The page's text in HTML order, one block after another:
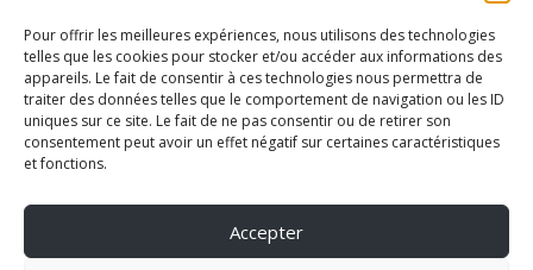
Pour offrir les meilleures expériences, nous utilisons des technologies
telles que les cookies pour stocker et/ou accéder aux informations des
appareils. Le fait de consentir à ces technologies nous permettra de
traiter des données telles que le comportement de navigation ou les ID
uniques sur ce site. Le fait de ne pas consentir ou de retirer son
consentement peut avoir un effet négatif sur certaines caractéristiques
et fonctions.
Accepter
Conditions générales de vente
Mentions Légales
Politique de cookies (UE)